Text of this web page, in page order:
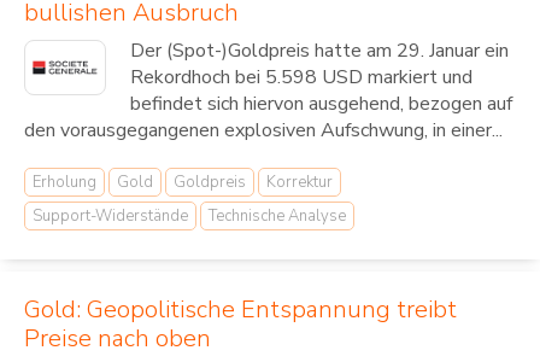
bullishen Ausbruch
Der (Spot-)Goldpreis hatte am 29. Januar ein
Rekordhoch bei 5.598 USD markiert und
befindet sich hiervon ausgehend, bezogen auf
den vorausgegangenen explosiven Aufschwung, in einer...
Erholung Gold Goldpreis
Korrektur
Support-Widerstände
Technische Analyse
Gold: Geopolitische Entspannung treibt
Preise nach oben